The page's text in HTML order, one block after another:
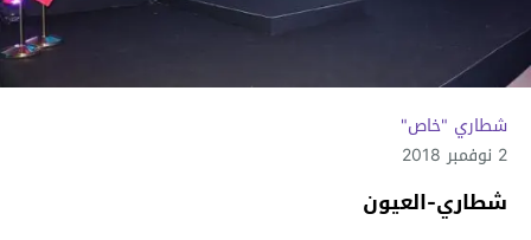
شطاري "خاص"
2 نوفمبر 2018
شطاري-العيون